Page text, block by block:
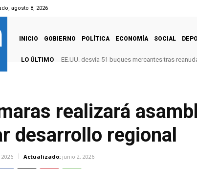
agosto 8, 2026
INICIO GOBIERNO POLÍTICA ECONOMÍA SOCIAL
LO ÚLTIMO EE.UU. desvía 51 buques mercantes tras
realizará
desarrollo regional
Actualizado: junio 2, 2026